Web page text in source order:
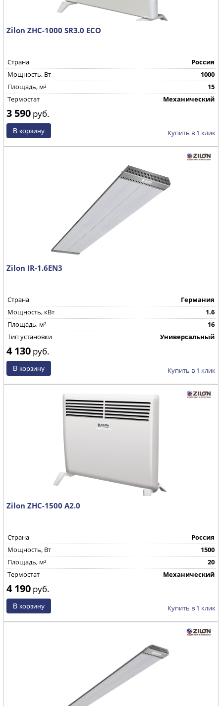
Zilon ZHC-1000 SR3.0 ECO
Страна
Россия
Mощность, Вт
1000
Площадь, м²
15
Термостат
Механический
3 590 руб.
Купить в 1 клик
Zilon IR-1.6EN3
Страна
Германия
Мощность, кВт
1.6
Площадь, м²
16
Тип установки
Универсальный
4 130 руб.
Купить в 1 клик
Zilon ZHC-1500 А2.0
Страна
Россия
Mощность, Вт
1500
Площадь, м²
20
Термостат
Механический
4 190 руб.
Купить в 1 клик